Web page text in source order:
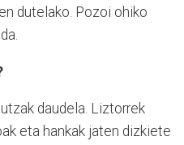
dutelako. Pozoi ohiko
daudela. Liztorrek
eta hankak jaten dizkiete